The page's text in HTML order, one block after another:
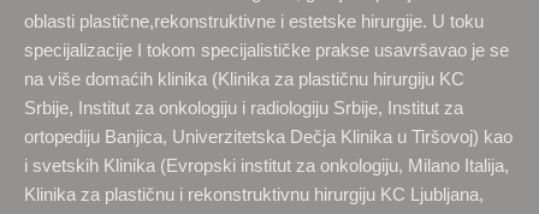
oblasti plastične,rekonstruktivne i estetske hirurgije. U toku
specijalizacije I tokom specijalističke prakse usavršavao je se
na više domaćih klinika (Klinika za plastičnu hirurgiju KC
Srbije, Institut za onkologiju i radiologiju Srbije, Institut za
ortopediju Banjica, Univerzitetska Dečja Klinika u Tiršovoj) kao
i svetskih Klinika (Evropski institut za onkologiju, Milano Italija,
Klinika za plastičnu i rekonstruktivnu hirurgiju KC Ljubljana,